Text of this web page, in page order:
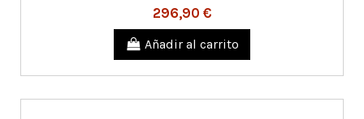
296,90 €
Añadir al carrito